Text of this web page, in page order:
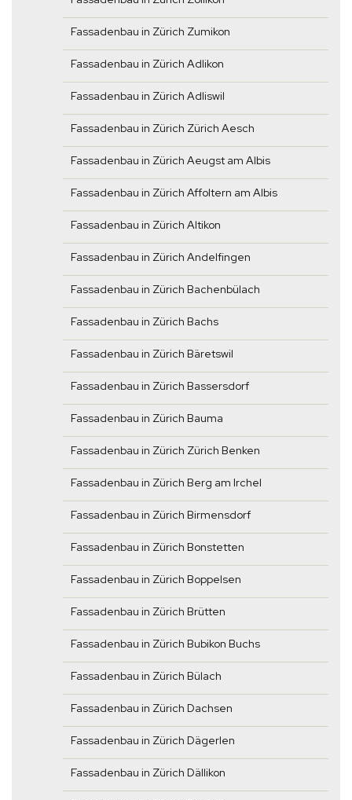
Fassadenbau in Zürich Zumikon
Fassadenbau in Zürich Adlikon
Fassadenbau in Zürich Adliswil
Fassadenbau in Zürich Zürich Aesch
Fassadenbau in Zürich Aeugst am Albis
Fassadenbau in Zürich Affoltern am Albis
Fassadenbau in Zürich Altikon
Fassadenbau in Zürich Andelfingen
Fassadenbau in Zürich Bachenbülach
Fassadenbau in Zürich Bachs
Fassadenbau in Zürich Bäretswil
Fassadenbau in Zürich Bassersdorf
Fassadenbau in Zürich Bauma
Fassadenbau in Zürich Zürich Benken
Fassadenbau in Zürich Berg am Irchel
Fassadenbau in Zürich Birmensdorf
Fassadenbau in Zürich Bonstetten
Fassadenbau in Zürich Boppelsen
Fassadenbau in Zürich Brütten
Fassadenbau in Zürich Bubikon Buchs
Fassadenbau in Zürich Bülach
Fassadenbau in Zürich Dachsen
Fassadenbau in Zürich Dägerlen
Fassadenbau in Zürich Dällikon